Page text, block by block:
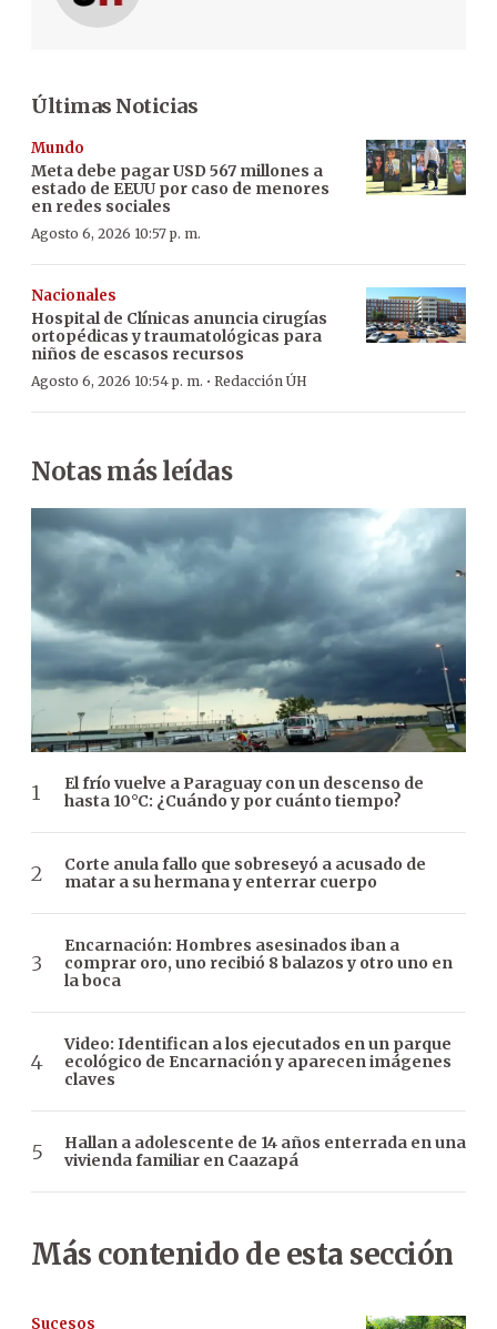
Últimas Noticias
Mundo
Meta debe pagar USD 567 millones a
estado de EEUU por caso de menores
en redes sociales
Agosto 6, 2026 10:57 p. m.
Nacionales
Hospital de Clínicas anuncia cirugías
ortopédicas y traumatológicas para
niños de escasos recursos
Agosto 6, 2026 10:54 p. m. · Redacción ÚH
Notas más leídas
El frío vuelve a Paraguay con un descenso de
hasta 10°C: ¿Cuándo y por cuánto tiempo?
Corte anula fallo que sobreseyó a acusado de
matar a su hermana y enterrar cuerpo
Encarnación: Hombres asesinados iban a
comprar oro, uno recibió 8 balazos y otro uno en
la boca
Video: Identifican a los ejecutados en un parque
ecológico de Encarnación y aparecen imágenes
claves
Hallan a adolescente de 14 años enterrada en una
vivienda familiar en Caazapá
Más contenido de esta sección
Sucesos